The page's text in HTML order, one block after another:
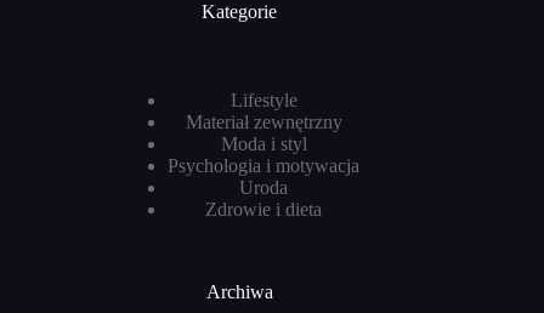
Kategorie
Lifestyle
Materiał zewnętrzny
Moda i styl
Psychologia i motywacja
Uroda
Zdrowie i dieta
Archiwa